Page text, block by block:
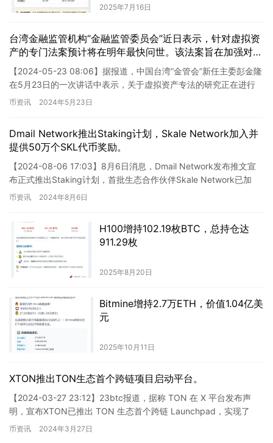
2025年7月16日
台湾金融监管机构“金融监管委员会”近日表示，针对虚拟资
产的专门法案预计将在明年最快问世。该法案旨在加强对虚
拟资产的监管，以维护金融市场的稳定和投资者的权益。
据了解，这项法案将包括对虚拟资产交易平台的注册和监管
要求，以及对虚拟资产交易的反洗钱和反恐怖主义融资方面
的规定。该法案的出炉将有助于进一步规范台湾市场上的虚
平。 当前，全球各地对虚拟资产的监管趋严，台湾政府也
意识到了这一问题的重要性，希望通过专门法案来加强对该
业带来更加清晰和可预期的发展环境，推动台湾成为亚洲虚
拟资产交易的重要中心。 尽管具体的法案内容尚未披露，
但业内普遍认为，这将是实质性的进展，对于台湾虚拟资产
台及投资者应密切关注法案的进展，并积极配合相关监管措
施的实施。
【2024-05-23 08:06】据报道，中国台湾“金管会”新任主委彭金隆
在5月23日的一次讲话中表示，关于虚拟资产专法的研究正在进行
中。他表示，与业者将举行会议讨论该专法，并计…
币资讯 2024年5月23日
Dmail Network推出Staking计划，Skale Network加入并
提供50万个SKL代币奖励。
【2024-08-06 17:03】8月6日消息，Dmail Network发布推文宣
布正式推出Staking计划，首批生态合作伙伴Skale Network已加
入，并提供了500…
币资讯 2024年8月6日
H100增持102.19枚BTC，总持仓达
911.29枚
2025年8月20日
Bitmine增持2.7万ETH，价值1.04亿美
元
2025年10月11日
XTON推出TON生态首个跨链项目启动平台。
【2024-03-27 23:12】23btc报道，据称 TON 在 X 平台发布声
明，宣布XTON已推出 TON 生态首个跨链 Launchpad，实现了
EVM 链与TON的流…
币资讯 2024年3月27日